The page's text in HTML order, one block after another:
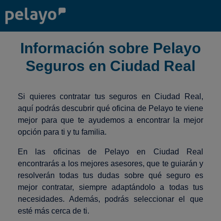
Información sobre Pelayo
Seguros en Ciudad Real
Si quieres contratar tus seguros en Ciudad Real,
aquí podrás descubrir qué oficina de Pelayo te viene
mejor para que te ayudemos a encontrar la mejor
opción para ti y tu familia.
En las oficinas de Pelayo en Ciudad Real
encontrarás a los mejores asesores, que te guiarán y
resolverán todas tus dudas sobre qué seguro es
mejor contratar, siempre adaptándolo a todas tus
necesidades. Además, podrás seleccionar el que
esté más cerca de ti.